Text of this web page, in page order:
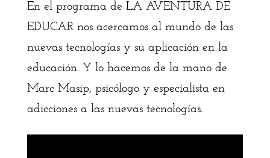
En el programa de LA AVENTURA DE
EDUCAR nos acercamos al mundo de las
nuevas tecnologías y su aplicación en la
educación. Y lo hacemos de la mano de
Marc Masip, psicólogo y especialista en
adicciones a las nuevas tecnologías.